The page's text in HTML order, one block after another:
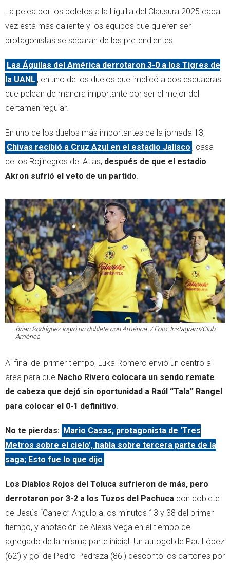
La pelea por los boletos a la Liguilla del Clausura 2025 cada
vez está más caliente y los equipos que quieren ser
protagonistas se separan de los pretendientes.
Las Águilas del América derrotaron 3-0 a los Tigres de
la UANL , en uno de los duelos que implicó a dos escuadras
que pelean de manera importante por ser el mejor del
certamen regular.
En uno de los duelos más importantes de la jornada 13,
Chivas recibió a Cruz Azul en el estadio Jalisco , casa
de los Rojinegros del Atlas, después de que el estadio
Akron sufrió el veto de un partido.
Brian Rodríguez logró un doblete con América. / Foto: Instagram/Club
América
Al final del primer tiempo, Luka Romero envió un centro al
área para que Nacho Rivero colocara un sendo remate
de cabeza que dejó sin oportunidad a Raúl “Tala” Rangel
para colocar el 0-1 definitivo.
No te pierdas: Mario Casas, protagonista de ‘Tres
Metros sobre el cielo’, habla sobre tercera parte de la
saga; Esto fue lo que dijo
Los Diablos Rojos del Toluca sufrieron de más, pero
derrotaron por 3-2 a los Tuzos del Pachuca con doblete
de Jesús “Canelo” Angulo a los minutos 13 y 38 del primer
tiempo, y anotación de Alexis Vega en el tiempo de
agregado de la misma parte inicial. Un autogol de Pau López
(62') y gol de Pedro Pedraza (86') descontó los cartones por